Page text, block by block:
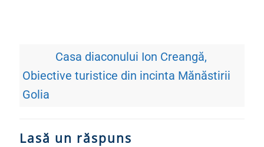
Casa diaconului Ion Creangă
Obiective turistice din incinta Mănăstirii
Golia
Lasă un răspuns